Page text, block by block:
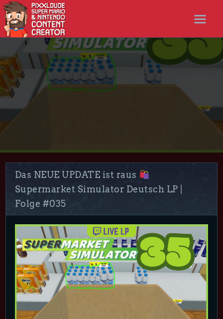
STARTSEITE
NEWS
Das NEUE UPDATE ist raus
Supermarket Simulator Deutsch LP |
Folge #035